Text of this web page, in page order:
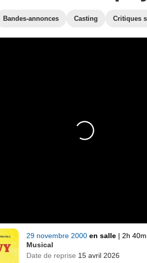
Bandes-annonces Casting Critiques
29 novembre 2000 en salle | 2h
Musical
Date de reprise 15 avril 2026